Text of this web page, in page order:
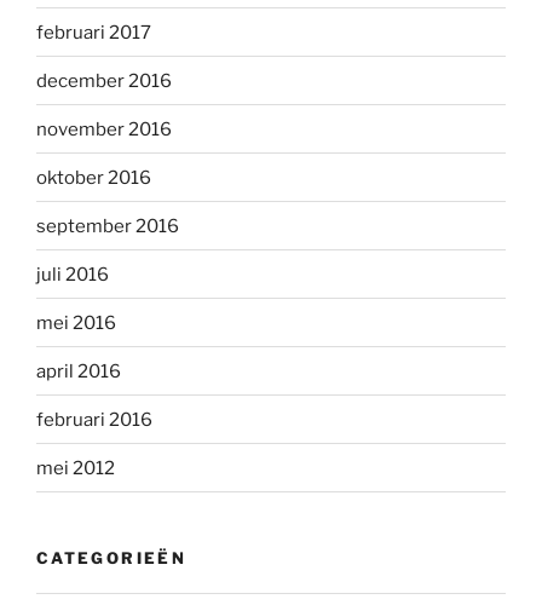
februari 2017
december 2016
november 2016
oktober 2016
september 2016
juli 2016
mei 2016
april 2016
februari 2016
mei 2012
CATEGORIEËN